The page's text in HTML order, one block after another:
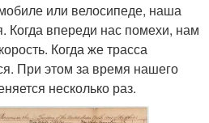
или велосипеде, наша
Когда впереди нас помехи, нам
Когда же трасса
При этом за время нашего
несколько раз.